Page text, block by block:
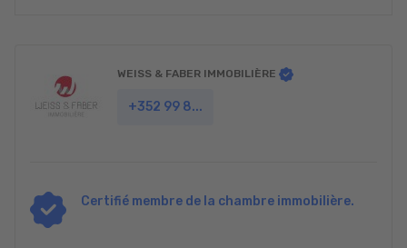
WEISS & FABER IMMOBILIÈRE
+352 99 8...
Certifié membre de la chambre immobilière.